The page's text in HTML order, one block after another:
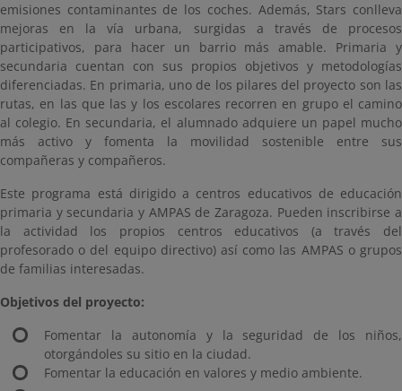
emisiones contaminantes de los coches. Además, Stars conlleva
mejoras en la vía urbana, surgidas a través de procesos
participativos, para hacer un barrio más amable. Primaria y
secundaria cuentan con sus propios objetivos y metodologías
diferenciadas. En primaria, uno de los pilares del proyecto son las
rutas, en las que las y los escolares recorren en grupo el camino
al colegio. En secundaria, el alumnado adquiere un papel mucho
más activo y fomenta la movilidad sostenible entre sus
compañeras y compañeros.
Este programa está dirigido a centros educativos de educación
primaria y secundaria y AMPAS de Zaragoza. Pueden inscribirse a
la actividad los propios centros educativos (a través del
profesorado o del equipo directivo) así como las AMPAS o grupos
de familias interesadas.
Objetivos del proyecto:
Fomentar la autonomía y la seguridad de los niños,
otorgándoles su sitio en la ciudad.
Fomentar la educación en valores y medio ambiente.